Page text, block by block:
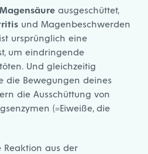
ausgeschüttet,
und Magenbeschwerden
ursprünglich eine
um eindringende
Und gleichzeitig
die Bewegungen deines
die Ausschüttung von
(=Eiweiße, die
Reaktion aus der